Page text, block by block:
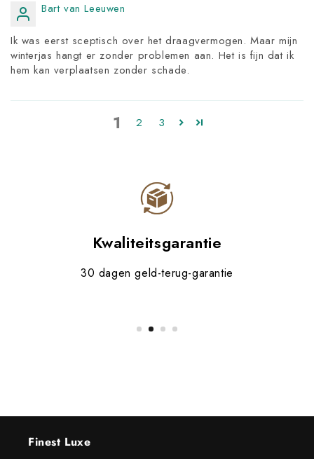
Bart van Leeuwen
Ik was eerst sceptisch over het draagvermogen. Maar mijn
winterjas hangt er zonder problemen aan. Het is fijn dat ik
hem kan verplaatsen zonder schade.
1 2 3
Kwaliteitsgarantie
30 dagen geld-terug-garantie
Finest Luxe